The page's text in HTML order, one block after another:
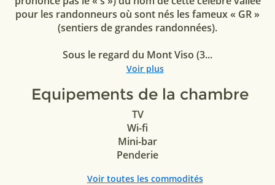
pour les randonneurs où sont nés les fameux « GR »
(sentiers de grandes randonnées).
Sous le regard du Mont Viso (3...
Voir plus
Equipements de la chambre
TV
Wi-fi
Mini-bar
Penderie
Voir toutes les commodités